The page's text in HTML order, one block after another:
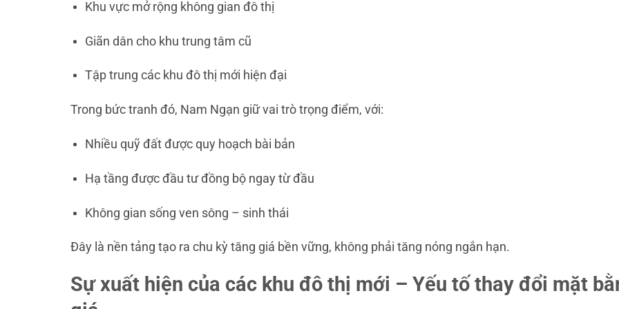
Khu vực mở rộng không gian đô thị
Giãn dân cho khu trung tâm cũ
Tập trung các khu đô thị mới hiện đại
Trong bức tranh đó, Nam Ngạn giữ vai trò trọng điểm, với:
Nhiều quỹ đất được quy hoạch bài bản
Hạ tầng được đầu tư đồng bộ ngay từ đầu
Không gian sống ven sông – sinh thái
Đây là nền tảng tạo ra chu kỳ tăng giá bền vững, không phải tăng nóng ngắn hạn.
Sự xuất hiện của các khu đô thị mới – Yếu tố thay đổi mặt